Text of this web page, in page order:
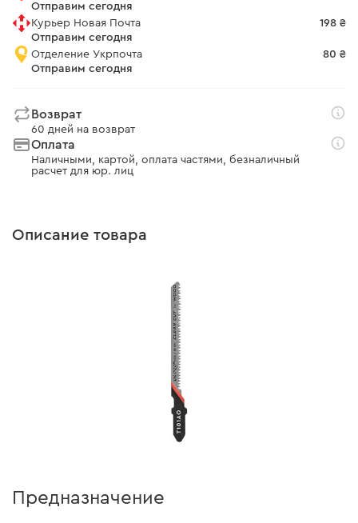
Отправим сегодня
Курьер Новая Почта
Отправим сегодня
198 ₴
Отделение Укрпочта
Отправим сегодня
80 ₴
Возврат
60 дней на возврат
Оплата
Наличными, картой, оплата частями, безналичный
расчет для юр. лиц
Описание товара
Предназначение